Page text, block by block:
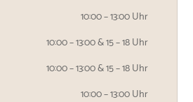
10:00 – 13:00 Uhr
10:00 – 13:00 & 15 – 18 Uhr
10:00 – 13:00 & 15 – 18 Uhr
10:00 – 13:00 Uhr